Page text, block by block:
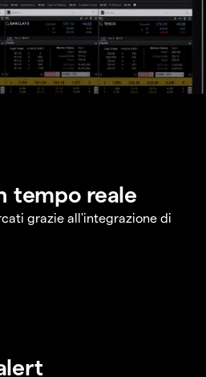
tempo reale
grazie all'integrazione di